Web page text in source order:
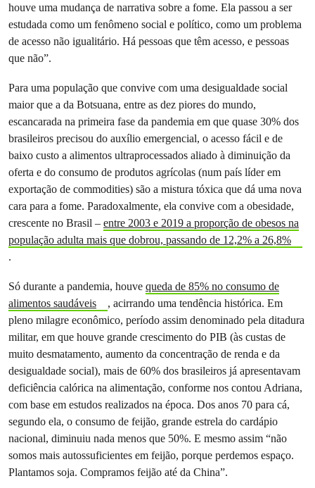
houve uma mudança de narrativa sobre a fome. Ela passou a ser
estudada como um fenômeno social e político, como um problema
de acesso não igualitário. Há pessoas que têm acesso, e pessoas
que não”.
Para uma população que convive com uma desigualdade social
maior que a da Botsuana, entre as dez piores do mundo,
escancarada na primeira fase da pandemia em que quase 30% dos
brasileiros precisou do auxílio emergencial, o acesso fácil e de
baixo custo a alimentos ultraprocessados aliado à diminuição da
oferta e do consumo de produtos agrícolas (num país líder em
exportação de commodities) são a mistura tóxica que dá uma nova
cara para a fome. Paradoxalmente, ela convive com a obesidade,
crescente no Brasil – entre 2003 e 2019 a proporção de obesos na
população adulta mais que dobrou, passando de 12,2% a 26,8%
.
Só durante a pandemia, houve queda de 85% no consumo de
alimentos saudáveis
, acirrando uma tendência histórica. Em
pleno milagre econômico, período assim denominado pela ditadura
militar, em que houve grande crescimento do PIB (às custas de
muito desmatamento, aumento da concentração de renda e da
desigualdade social), mais de 60% dos brasileiros já apresentavam
deficiência calórica na alimentação, conforme nos contou Adriana,
com base em estudos realizados na época. Dos anos 70 para cá,
segundo ela, o consumo de feijão, grande estrela do cardápio
nacional, diminuiu nada menos que 50%. E mesmo assim “não
somos mais autossuficientes em feijão, porque perdemos espaço.
Plantamos soja. Compramos feijão até da China”.